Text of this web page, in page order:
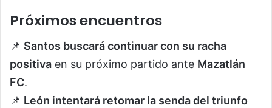
Próximos encuentros
📌 Santos buscará continuar con su racha
positiva en su próximo partido ante Mazatlán
FC.
📌 León intentará retomar la senda del triunfo